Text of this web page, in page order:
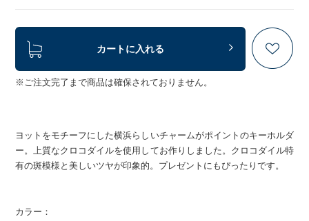
カートに入れる
※ご注文完了まで商品は確保されておりません。
ヨットをモチーフにした横浜らしいチャームがポイントのキーホルダ
ー。上質なクロコダイルを使用してお作りしました。クロコダイル特
有の斑模様と美しいツヤが印象的。プレゼントにもぴったりです。
カラー：